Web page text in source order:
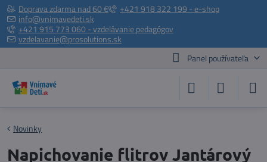
Doprava zdarma nad 60 €
+421 918 322 199 - e-shop
info@vnimavedeti.sk
+421 915 773 060 - vzdelávanie pedagógov
vzdelavanie@prosolutions.sk
Panel používateľa
Novinky
Napichovanie flitrov Jantárový